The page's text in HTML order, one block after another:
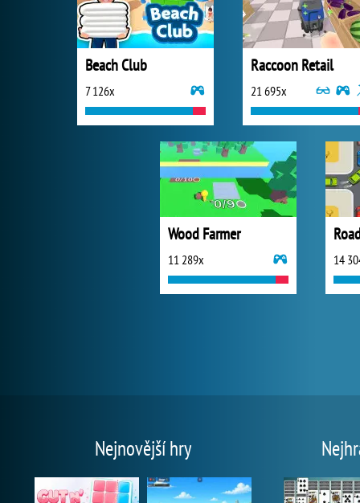
Beach Club
7 126x
Raccoon Retail
21 695x
Wood Farmer
11 289x 14
Nejnovější hry